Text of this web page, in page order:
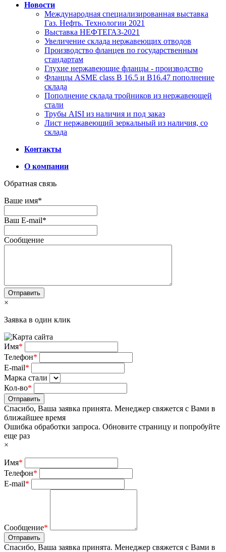
Новости
Международная специализированная выставка
Газ. Нефть. Технологии 2021
Выставка НЕФТЕГАЗ-2021
Увеличение склада нержавеющих отводов
Производство фланцев по государственным
стандартам
Глухие нержавеющие фланцы - производство
Фланцы ASME class B 16.5 и B16.47 пополнение
склада
Пополнение склада тройников из нержавеющей
стали
Трубы AISI из наличия и под заказ
Лист нержавеющий зеркальный из наличия, со
склада
Контакты
О компании
Обратная связь
Ваше имя*
Ваш E-mail*
Сообщение
×
Заявка в один клик
Имя*
Телефон*
E-mail*
Марка стали
Кол-во*
Отправить
Спасибо, Ваша заявка принята. Менеджер свяжется с Вами в
ближайшее время
Ошибка обработки запроса. Обновите страницу и попробуйте
еще раз
×
Имя*
Телефон*
E-mail*
Сообщение*
Отправить
Спасибо, Ваша заявка принята. Менеджер свяжется с Вами в